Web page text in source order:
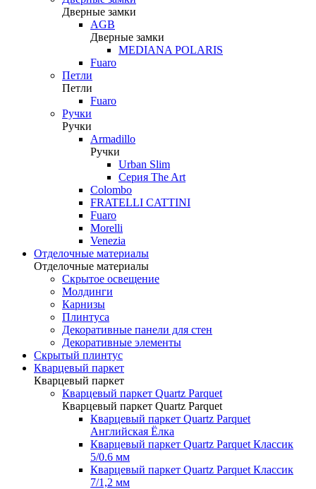
Дверные замки
AGB
Дверные замки
MEDIANA POLARIS
Fuaro
Петли
Петли
Fuaro
Ручки
Ручки
Armadillo
Ручки
Urban Slim
Серия The Art
Colombo
FRATELLI CATTINI
Fuaro
Morelli
Venezia
Отделочные материалы
Отделочные материалы
Скрытое освещение
Молдинги
Карнизы
Плинтуса
Декоративные панели для стен
Декоративные элементы
Скрытый плинтус
Кварцевый паркет
Кварцевый паркет
Кварцевый паркет Quartz Parquet
Кварцевый паркет Quartz Parquet
Кварцевый паркет Quartz Parquet
Английская Ёлка
Кварцевый паркет Quartz Parquet Классик
5/0.6 мм
Кварцевый паркет Quartz Parquet Классик
7/1,2 мм